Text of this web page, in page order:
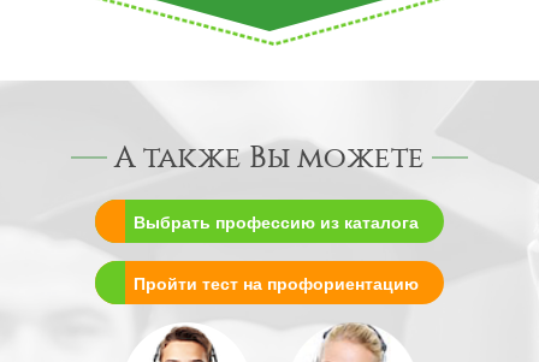
А также Вы можете
Выбрать профессию из каталога
Пройти тест на профориентацию